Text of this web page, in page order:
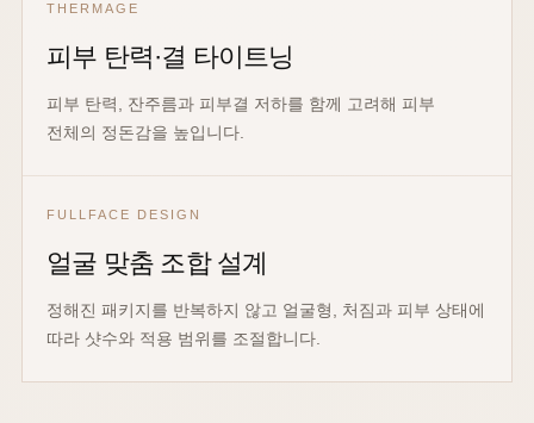
THERMAGE
피부 탄력·결 타이트닝
피부 탄력, 잔주름과 피부결 저하를 함께 고려해 피부
전체의 정돈감을 높입니다.
FULLFACE DESIGN
얼굴 맞춤 조합 설계
정해진 패키지를 반복하지 않고 얼굴형, 처짐과 피부 상태에
따라 샷수와 적용 범위를 조절합니다.